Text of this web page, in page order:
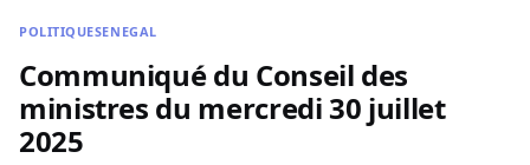
POLITIQUESENEGAL
Communiqué du Conseil des
ministres du mercredi 30 juillet
2025